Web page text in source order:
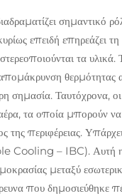
σημαντικό
επειδή επηρεάζει
τα
απομάκρυνση
σημασία. Ταυτόχρονα,
τα οποία μπορούν να
περιφέρειας. Υπάρχει
Cooling – IBC). Αυτή η
μεταξύ
που